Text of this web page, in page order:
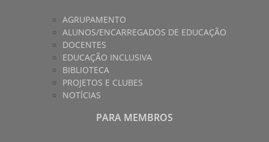
AGRUPAMENTO
ALUNOS/ENCARREGADOS DE EDUCAÇÃO
DOCENTES
EDUCAÇÃO INCLUSIVA
BIBLIOTECA
PROJETOS E CLUBES
NOTÍCIAS
PARA MEMBROS